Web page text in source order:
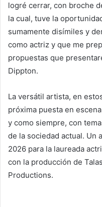
logré cerrar, con broche
la cual, tuve la
sumamente disímiles y
como actriz y que me
propuestas que
Dippton.
La versátil artista, en
próxima puesta en
y como siempre, con
de la sociedad actual. Un
2026 para la laureada
con la producción de
Productions.